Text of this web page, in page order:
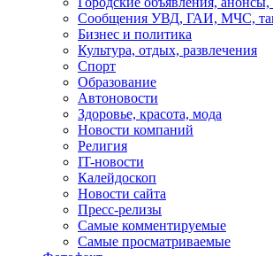
Сообщения УВД, ГАИ, МЧС,
Бизнес и политика
Культура, отдых, развлечения
Спорт
Образование
Автоновости
Здоровье, красота, мода
Новости компаний
Религия
IT-новости
Калейдоскоп
Новости сайта
Пресс-релизы
Самые комментируемые
Самые просматриваемые